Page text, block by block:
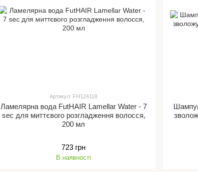
Артикул: FH124118
Ламелярна вода FutHAIR Lamellar Water - 7
sec для миттєвого розгладження волосся,
200 мл
723 грн
В наявності
зволожуючий для